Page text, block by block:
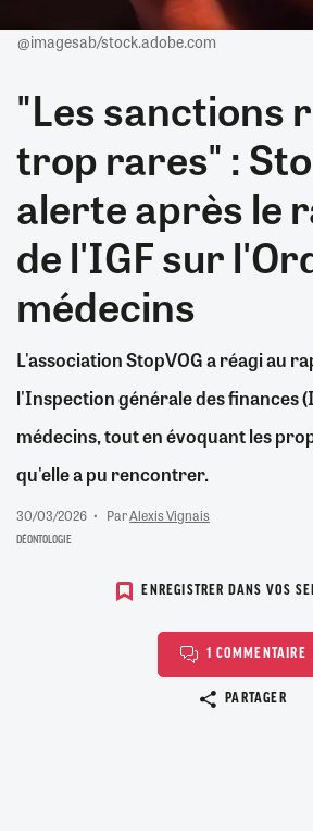
@imagesab/stock.adobe.com
"Les sanctions
trop rares" :
alerte après le
de l'IGF sur
médecins
L'association StopVOG a réagi au
l'Inspection générale des finances
médecins, tout en évoquant les
qu'elle a pu rencontrer.
30/03/2026 ParAlexis Vignais
DÉONTOLOGIE
ENREGISTRER DANS VOS
1 COMMENTAIRE
PARTAGER